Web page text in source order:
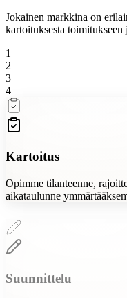
Jokainen markkina on
kartoituksesta toimitukseen
1
2
3
4
Kartoitus
Opimme tilanteenne,
aikataulunne
Suunnittelu